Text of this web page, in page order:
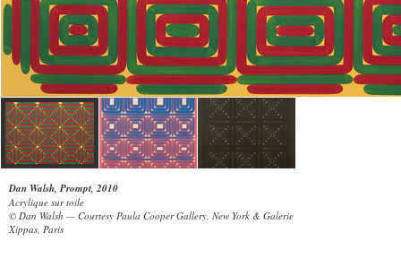
Dan Walsh, Prompt, 2010
Acrylique sur toile
© Dan Walsh — Courtesy Paula Cooper Gallery, New York & Galerie
Xippas, Paris